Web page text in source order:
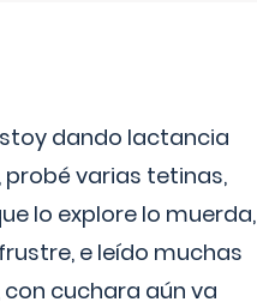
dando lactancia
varias tetinas,
lo explore lo muerda,
e leído muchas
cuchara aún va